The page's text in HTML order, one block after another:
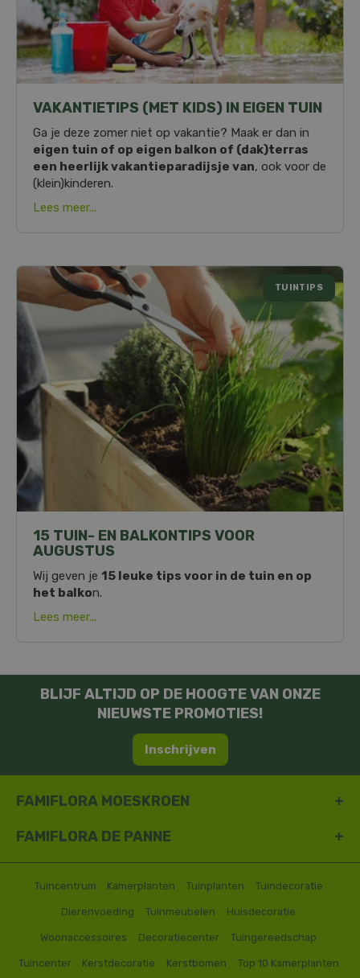
VAKANTIETIPS (MET KIDS) IN EIGEN TUIN
Ga je deze zomer niet op vakantie? Maak er dan in
eigen tuin of op eigen balkon of (dak)terras
een heerlijk vakantieparadijsje van, ook voor de
(klein)kinderen.
Lees meer...
15 TUIN- EN BALKONTIPS VOOR
AUGUSTUS
TUINTIPS
Wij geven je 15 leuke tips voor in de tuin en op
het balkon.
Lees meer...
BLIJF ALTIJD OP DE HOOGTE VAN ONZE
NIEUWSTE PROMOTIES!
Inschrijven
FAMIFLORA MOESKROEN
FAMIFLORA DE PANNE
Tuincentrum Kamerplanten Tuinplanten Tuindecoratie
Dierenvoeding Tuinmeubelen Huisdecoratie
Woonaccessoires Decoratiecenter Tuingereedschap
Tuincenter Kerstdecoratie Kerstbomen Top 10 Kamerplanten